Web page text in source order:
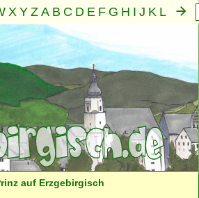
X Y Z A B C D E F G H I J K L
M N O
Geist ·Familie· Gemeinschaft
auf Erzgebirgisch